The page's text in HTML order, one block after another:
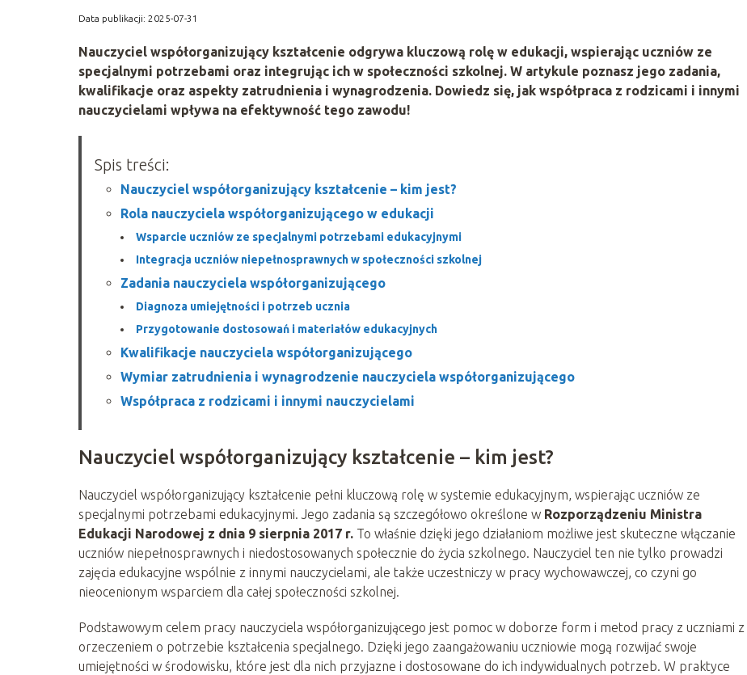
Data publikacji: 2025-07-31
Nauczyciel współorganizujący kształcenie odgrywa kluczową rolę w edukacji, wspierając uczniów ze
specjalnymi potrzebami oraz integrując ich w społeczności szkolnej. W artykule poznasz jego zadania,
kwalifikacje oraz aspekty zatrudnienia i wynagrodzenia. Dowiedz się, jak współpraca z rodzicami i innymi
nauczycielami wpływa na efektywność tego zawodu!
Spis treści:
Nauczyciel współorganizujący kształcenie – kim jest?
Rola nauczyciela współorganizującego w edukacji
Wsparcie uczniów ze specjalnymi potrzebami edukacyjnymi
Integracja uczniów niepełnosprawnych w społeczności szkolnej
Zadania nauczyciela współorganizującego
Diagnoza umiejętności i potrzeb ucznia
Przygotowanie dostosowań i materiałów edukacyjnych
Kwalifikacje nauczyciela współorganizującego
Wymiar zatrudnienia i wynagrodzenie nauczyciela współorganizującego
Współpraca z rodzicami i innymi nauczycielami
Nauczyciel współorganizujący kształcenie – kim jest?
Nauczyciel współorganizujący kształcenie pełni kluczową rolę w systemie edukacyjnym, wspierając uczniów ze
specjalnymi potrzebami edukacyjnymi. Jego zadania są szczegółowo określone w Rozporządzeniu Ministra
Edukacji Narodowej z dnia 9 sierpnia 2017 r. To właśnie dzięki jego działaniom możliwe jest skuteczne włączanie
uczniów niepełnosprawnych i niedostosowanych społecznie do życia szkolnego. Nauczyciel ten nie tylko prowadzi
zajęcia edukacyjne wspólnie z innymi nauczycielami, ale także uczestniczy w pracy wychowawczej, co czyni go
nieocenionym wsparciem dla całej społeczności szkolnej.
Podstawowym celem pracy nauczyciela współorganizującego jest pomoc w doborze form i metod pracy z uczniami z
orzeczeniem o potrzebie kształcenia specjalnego. Dzięki jego zaangażowaniu uczniowie mogą rozwijać swoje
umiejętności w środowisku, które jest dla nich przyjazne i dostosowane do ich indywidualnych potrzeb. W praktyce